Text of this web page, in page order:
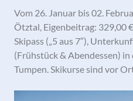
Vom 26. Januar bis 02.
Ötztal, Eigenbeitrag: 329,00
Skipass („5 aus 7″),
(Frühstück & Abendessen)
Tumpen. Skikurse sind vor